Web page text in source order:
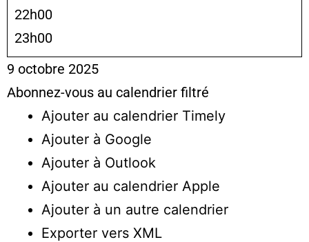
22h00
23h00
9 octobre 2025
Abonnez-vous au calendrier filtré
Ajouter au calendrier Timely
Ajouter à Google
Ajouter à Outlook
Ajouter au calendrier Apple
Ajouter à un autre calendrier
Exporter vers XML